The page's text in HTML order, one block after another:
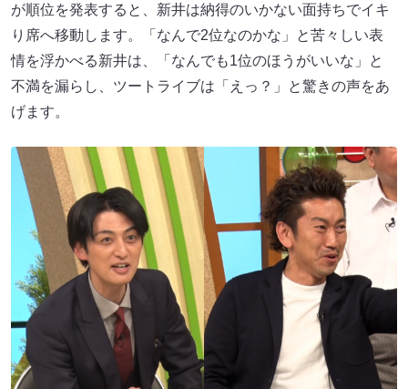
が順位を発表すると、新井は納得のいかない面持ちでイキ
り席へ移動します。「なんで2位なのかな」と苦々しい表
情を浮かべる新井は、「なんでも1位のほうがいいな」と
不満を漏らし、ツートライブは「えっ？」と驚きの声をあ
げます。